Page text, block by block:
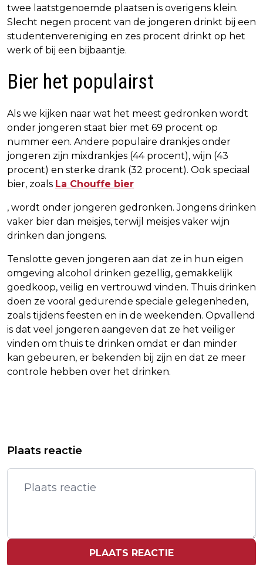
twee laatstgenoemde plaatsen is overigens klein.
Slecht negen procent van de jongeren drinkt bij een
studentenvereniging en zes procent drinkt op het
werk of bij een bijbaantje.
Bier het populairst
Als we kijken naar wat het meest gedronken wordt
onder jongeren staat bier met 69 procent op
nummer een. Andere populaire drankjes onder
jongeren zijn mixdrankjes (44 procent), wijn (43
procent) en sterke drank (32 procent). Ook speciaal
bier, zoals La Chouffe bier
, wordt onder jongeren gedronken. Jongens drinken
vaker bier dan meisjes, terwijl meisjes vaker wijn
drinken dan jongens.
Tenslotte geven jongeren aan dat ze in hun eigen
omgeving alcohol drinken gezellig, gemakkelijk
goedkoop, veilig en vertrouwd vinden. Thuis drinken
doen ze vooral gedurende speciale gelegenheden,
zoals tijdens feesten en in de weekenden. Opvallend
is dat veel jongeren aangeven dat ze het veiliger
vinden om thuis te drinken omdat er dan minder
kan gebeuren, er bekenden bij zijn en dat ze meer
controle hebben over het drinken.
HEBBEN DE MEESTE
VOORLOPIGE HANDBALSELECTIE MET
20 SPELERS
Plaats reactie
PLAATS REACTIE